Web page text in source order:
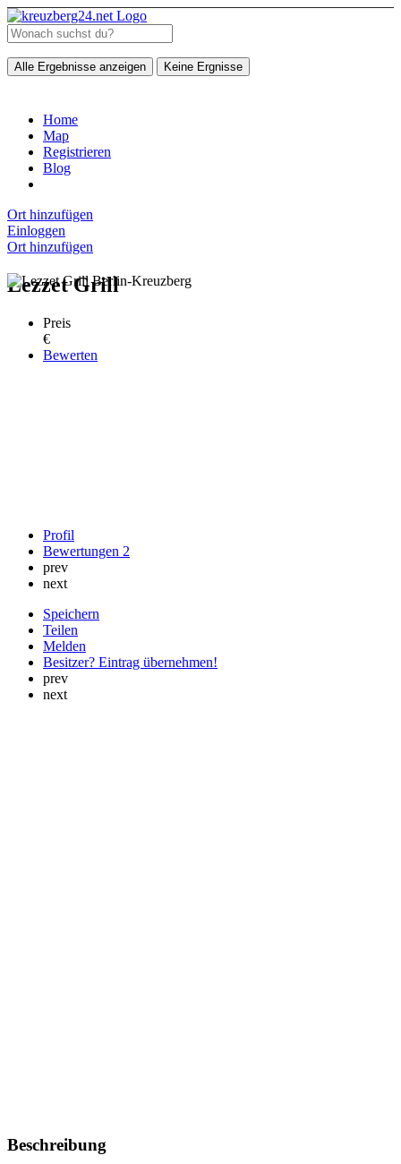
Alle Ergebnisse anzeigen Keine Ergnisse
Home
Map
Registrieren
Blog
Ort hinzufügen
Einloggen
Ort hinzufügen
Lezzet Grill
Preis
€
Bewerten
Profil
Bewertungen 2
prev
next
Speichern
Teilen
Melden
Besitzer? Eintrag übernehmen!
prev
next
Beschreibung